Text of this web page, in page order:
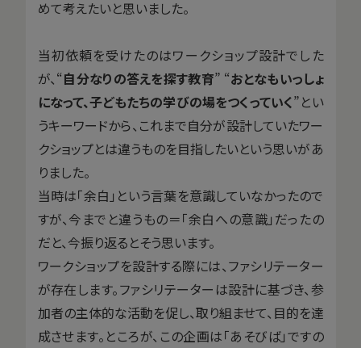
めて考えたいと思いました。
当初依頼を受けたのはワークショップ設計でした
が、“自分なりの答えを探す教育” “おとなもいっしょ
になって、子どもたちの学びの場をつくっていく”とい
うキーワードから、これまで自分が設計していたワー
クショップとは違うものを目指したいという思いがあ
りました。
当時は「余白」という言葉を意識していなかったので
すが、今までと違うもの＝「余白への意識」だったの
だと、今振り返るとそう思います。
ワークショップを設計する際には、ファシリテーター
が存在します。ファシリテーターは設計に基づき、参
加者の主体的な活動を促し、取り組ませて、目的を達
成させます。ところが、この企画は「あそびば」ですの